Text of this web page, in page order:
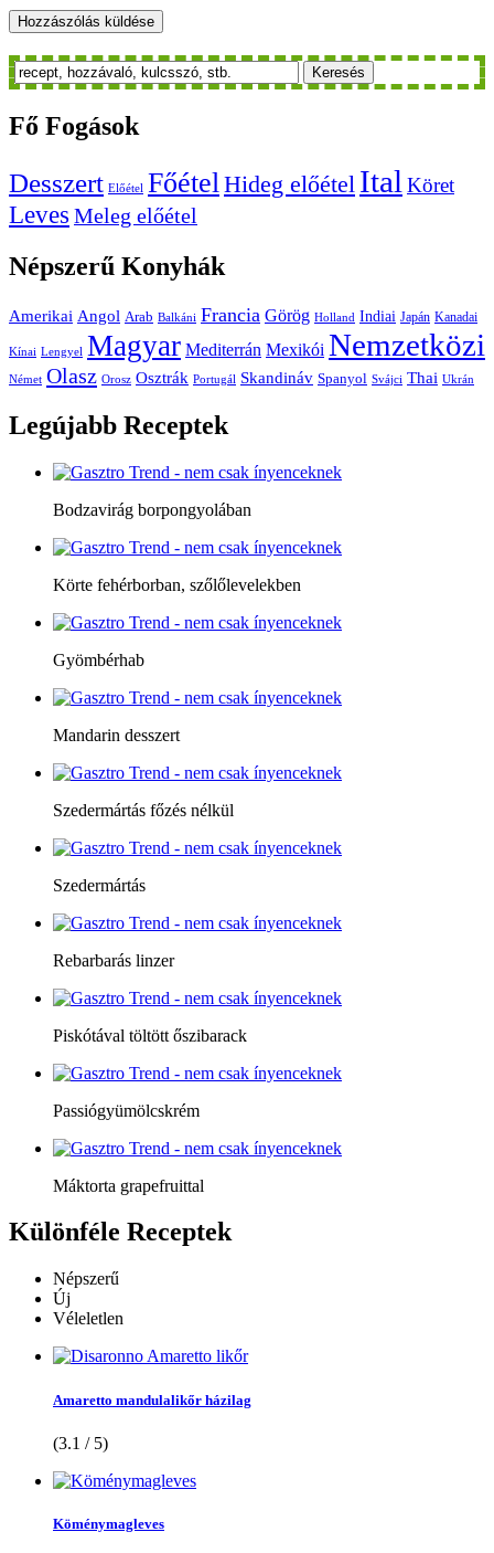
Keresés
Fő Fogások
Desszert Előétel FőételHideg előétel Ital Köret
Leves Meleg előétel
Népszerű Konyhák
Amerikai Angol Arab Balkáni Francia Görög Holland Indiai Japán Kanadai
Kínai Lengyel Magyar Mediterrán Mexikói Nemzetközi
Német Olasz Orosz Osztrák Portugál Skandináv Spanyol Svájci Thai Ukrán
Legújabb Receptek
Bodzavirág borpongyolában
Körte fehérborban, szőlőlevelekben
Gyömbérhab
Mandarin desszert
Szedermártás főzés nélkül
Szedermártás
Rebarbarás linzer
Piskótával töltött őszibarack
Passiógyümölcskrém
Máktorta grapefruittal
Különféle Receptek
Népszerű
Új
Véleletlen
Amaretto mandulalikőr házilag
(3.1 / 5)
Köménymagleves